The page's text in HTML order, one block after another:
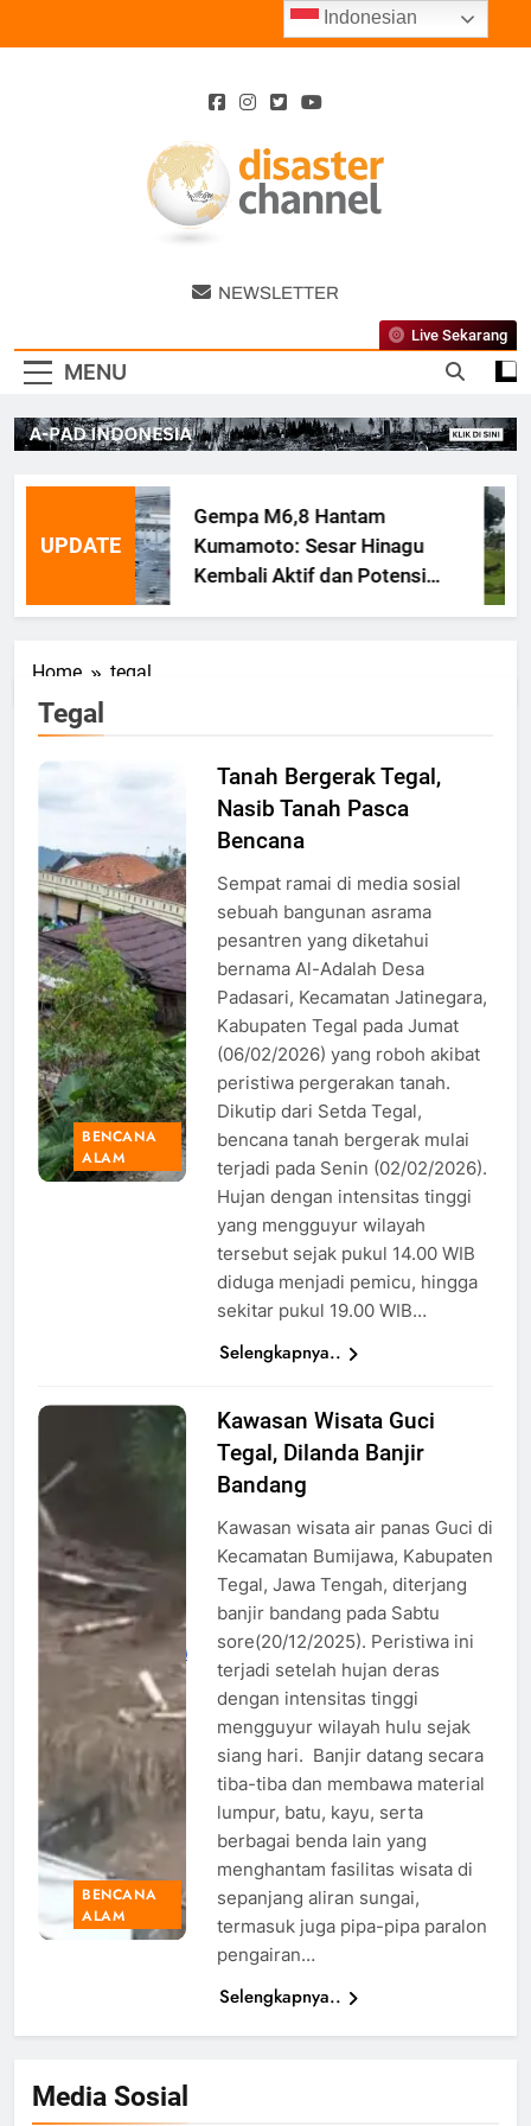
Disaster
Channel
NEWSLETTER
MENU
Live Sekarang
UPDATE
Gempa M6,8 Hantam
Kumamoto: Sesar Hinagu
Kembali Aktif dan Potensi
Gempa Susulan
Home tegal
Tegal
Tanah
AFP/Devi
Rahman
BENCANA
ALAM
Tanah Bergerak Tegal,
Nasib Tanah Pasca
Bencana
Sempat ramai di media sosial
sebuah bangunan asrama
pesantren yang diketahui
bernama Al-Adalah Desa
Padasari, Kecamatan Jatinegara,
Kabupaten Tegal pada Jumat
(06/02/2026) yang roboh akibat
peristiwa pergerakan tanah.
Dikutip dari Setda Tegal,
bencana tanah bergerak mulai
terjadi pada Senin (02/02/2026).
Hujan dengan intensitas tinggi
yang mengguyur wilayah
tersebut sejak pukul 14.00 WIB
diduga menjadi pemicu, hingga
sekitar pukul 19.00 WIB…
Selengkapnya..
Banjir
kawasan
Wisata
Guci, Tegal,
Foto: Dok.
pemalang.inews.id
BENCANA
ALAM
Kawasan Wisata Guci
Tegal, Dilanda Banjir
Bandang
Kawasan wisata air panas Guci di
Kecamatan Bumijawa, Kabupaten
Tegal, Jawa Tengah, diterjang
banjir bandang pada Sabtu
sore(20/12/2025). Peristiwa ini
terjadi setelah hujan deras
dengan intensitas tinggi
mengguyur wilayah hulu sejak
siang hari. Banjir datang secara
tiba-tiba dan membawa material
lumpur, batu, kayu, serta
berbagai benda lain yang
menghantam fasilitas wisata di
sepanjang aliran sungai,
termasuk juga pipa-pipa paralon
pengairan…
Selengkapnya..
Media Sosial
Indonesian